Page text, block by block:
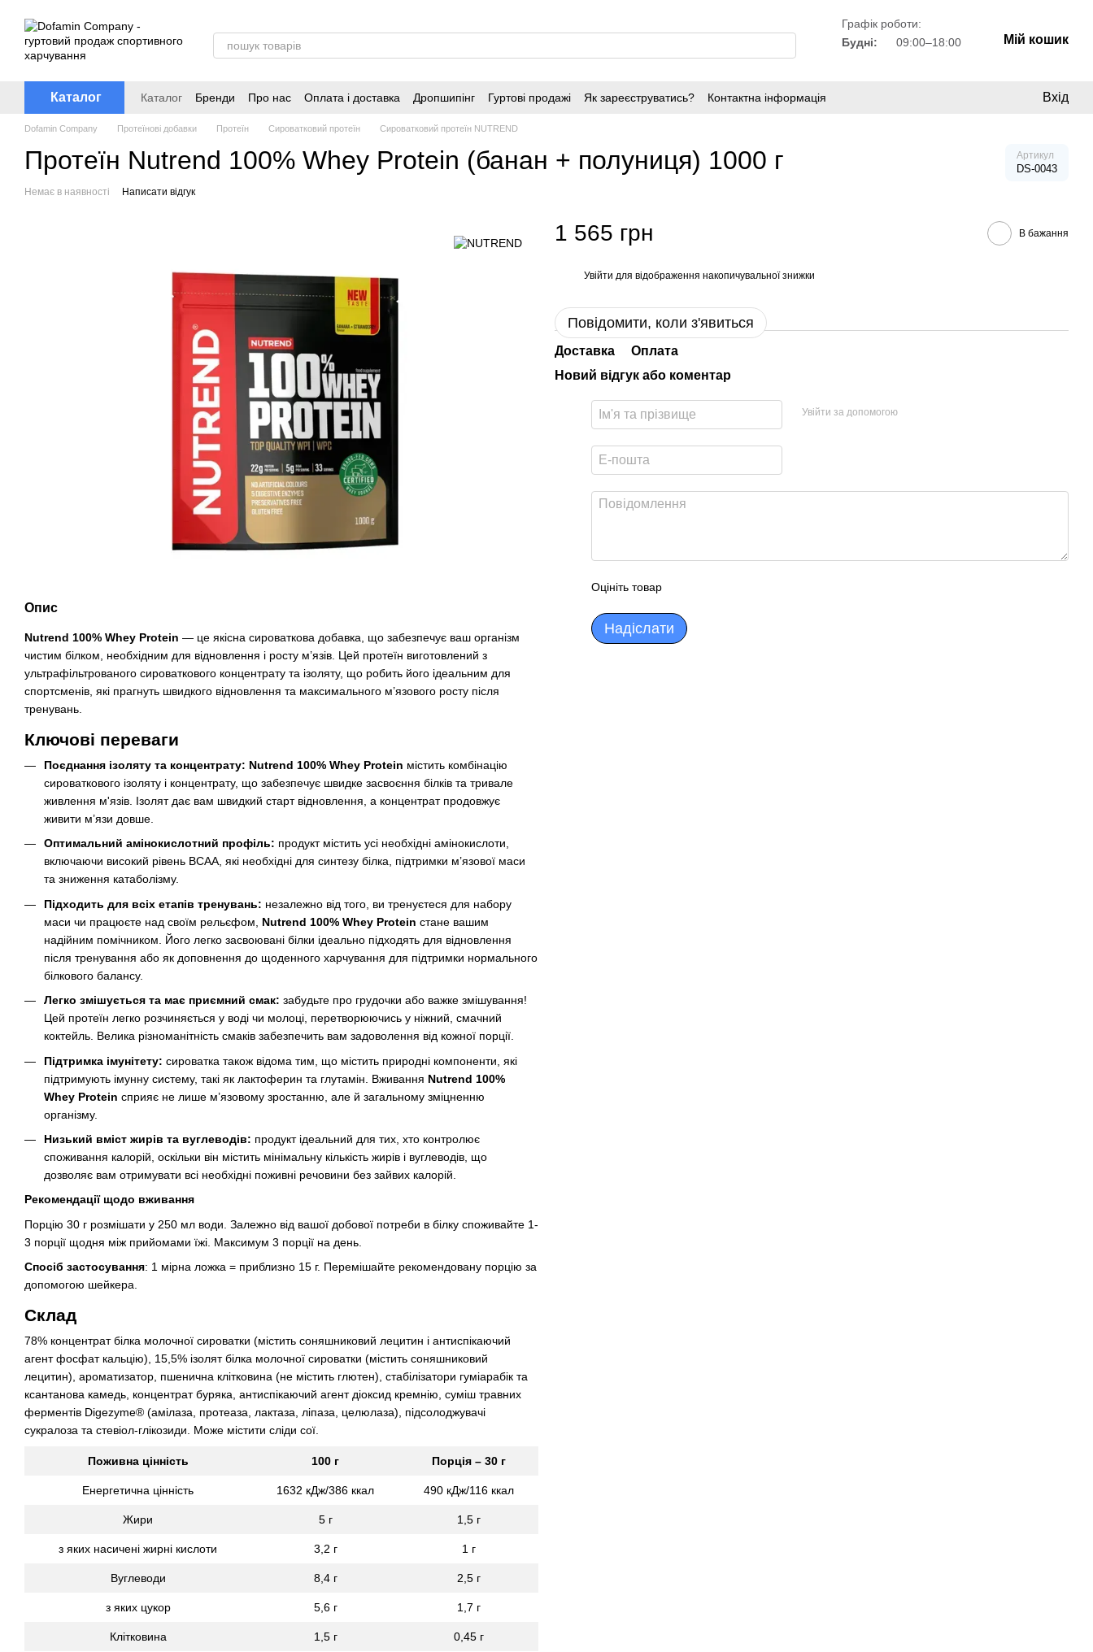
Графік роботи:
Будні:
09:00–18:00 Мій кошик
Каталог Каталог Бренди Про нас Оплата і доставка Дропшипінг Гуртові продажі Як зареєструватись? Контактна інформація Вхід
Dofamin Company Протеїнові добавки Протеїн Сироватковий протеїн Сироватковий протеїн NUTREND
Протеїн Nutrend 100% Whey Protein (банан + полуниця) 1000 г Артикул
DS-0043
Немає в наявності Написати відгук
Опис
Nutrend 100% Whey Protein — це якісна сироваткова добавка, що забезпечує ваш організм
чистим білком, необхідним для відновлення і росту м’язів. Цей протеїн виготовлений з
ультрафільтрованого сироваткового концентрату та ізоляту, що робить його ідеальним для
спортсменів, які прагнуть швидкого відновлення та максимального м’язового росту після
тренувань.
Ключові переваги
Поєднання ізоляту та концентрату: Nutrend 100% Whey Protein містить комбінацію
сироваткового ізоляту і концентрату, що забезпечує швидке засвоєння білків та тривале
живлення м'язів. Ізолят дає вам швидкий старт відновлення, а концентрат продовжує
живити м’язи довше.
Оптимальний амінокислотний профіль: продукт містить усі необхідні амінокислоти,
включаючи високий рівень BCAA, які необхідні для синтезу білка, підтримки м’язової маси
та зниження катаболізму.
Підходить для всіх етапів тренувань: незалежно від того, ви тренуєтеся для набору
маси чи працюєте над своїм рельєфом, Nutrend 100% Whey Protein стане вашим
надійним помічником. Його легко засвоювані білки ідеально підходять для відновлення
після тренування або як доповнення до щоденного харчування для підтримки нормального
білкового балансу.
Легко змішується та має приємний смак: забудьте про грудочки або важке змішування!
Цей протеїн легко розчиняється у воді чи молоці, перетворюючись у ніжний, смачний
коктейль. Велика різноманітність смаків забезпечить вам задоволення від кожної порції.
Підтримка імунітету: сироватка також відома тим, що містить природні компоненти, які
підтримують імунну систему, такі як лактоферин та глутамін. Вживання Nutrend 100%
Whey Protein сприяє не лише м’язовому зростанню, але й загальному зміцненню
організму.
Низький вміст жирів та вуглеводів: продукт ідеальний для тих, хто контролює
споживання калорій, оскільки він містить мінімальну кількість жирів і вуглеводів, що
дозволяє вам отримувати всі необхідні поживні речовини без зайвих калорій.
Рекомендації щодо вживання
Порцію 30 г розмішати у 250 мл води. Залежно від вашої добової потреби в білку споживайте 1-
3 порції щодня між прийомами їжі. Максимум 3 порції на день.
Спосіб застосування: 1 мірна ложка = приблизно 15 г. Перемішайте рекомендовану порцію за
допомогою шейкера.
Склад
78% концентрат білка молочної сироватки (містить соняшниковий лецитин і антиспікаючий
агент фосфат кальцію), 15,5% ізолят білка молочної сироватки (містить соняшниковий
лецитин), ароматизатор, пшенична клітковина (не містить глютен), стабілізатори гуміарабік та
ксантанова камедь, концентрат буряка, антиспікаючий агент діоксид кремнію, суміш травних
ферментів Digezyme® (амілаза, протеаза, лактаза, ліпаза, целюлаза), підсолоджувачі
сукралоза та стевіол-глікозиди. Може містити сліди сої.
Поживна цінність 100 г Порція – 30 г
Енергетична цінність 1632 кДж/386 ккал 490 кДж/116 ккал
Жири 5 г 1,5 г
з яких насичені жирні кислоти 3,2 г 1 г
Вуглеводи 8,4 г 2,5 г
з яких цукор 5,6 г 1,7 г
Клітковина 1,5 г 0,45 г
1 565 грн В бажання
Увійти для відображення накопичувальної знижки
Повідомити, коли з'явиться
Доставка
Оплата
Новий відгук або коментар
Увійти за допомогою
Оцініть товар
Надіслати